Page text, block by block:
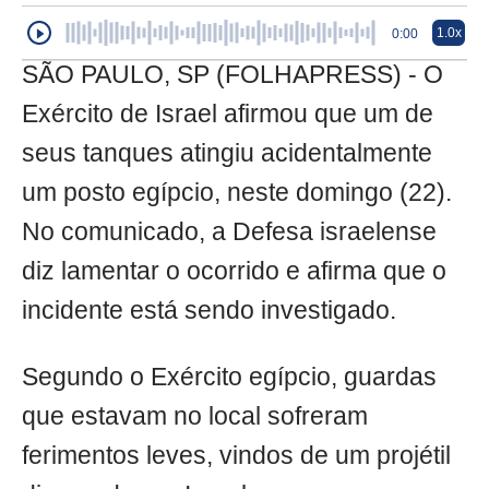
0:00 1.0x
SÃO PAULO, SP (FOLHAPRESS) - O
Exército de Israel afirmou que um de
seus tanques atingiu acidentalmente
um posto egípcio, neste domingo (22).
No comunicado, a Defesa israelense
diz lamentar o ocorrido e afirma que o
incidente está sendo investigado.
Segundo o Exército egípcio, guardas
que estavam no local sofreram
ferimentos leves, vindos de um projétil